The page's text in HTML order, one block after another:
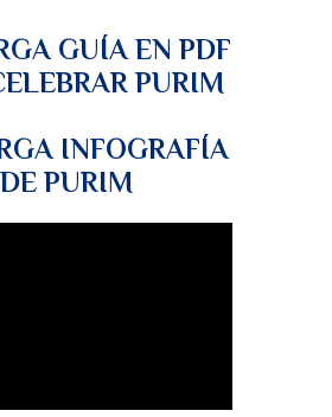
GUÍA EN PDF
PURIM
INFOGRAFÍA
DE PURIM